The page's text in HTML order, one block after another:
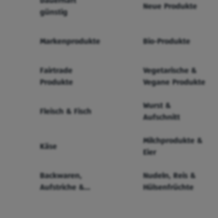
günstig
Neue Produkte
Markenprodukte Bio-Produkte
Fairtrade
Produkte
Vegetarische &
Vegane Produkte
Fleisch & Fisch
Wurst &
Aufschnitt
Käse
Milchprodukte &
Eier
Backwaren,
Aufstriche &
Nudeln, Reis &
Hülsenfrüchte